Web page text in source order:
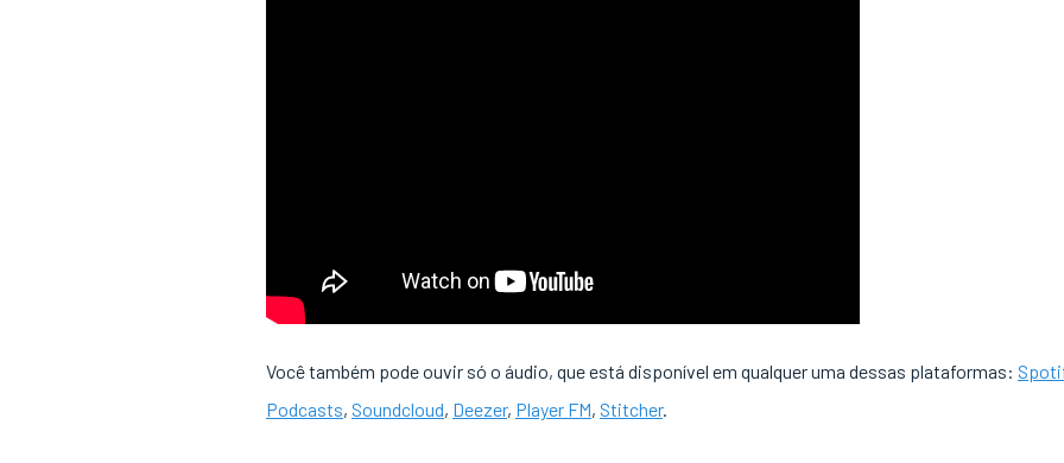
Você também pode ouvir só o áudio, que está disponível em qualquer uma dessas plataformas:
Podcasts, Soundcloud, Deezer, Player FM, Stitcher.